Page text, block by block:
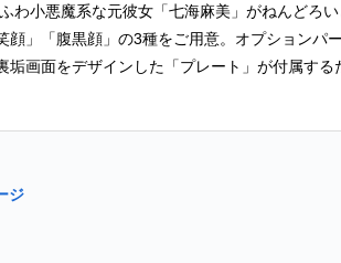
わ小悪魔系な元彼女「七海麻美」がねんどろ
」「腹黒顔」の3種をご用意。オプションパ
垢画面をデザインした「プレート」が付属す
ジ